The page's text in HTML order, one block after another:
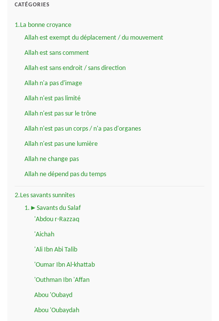
CATÉGORIES
1.La bonne croyance
Allah est exempt du déplacement / du mouvement
Allah est sans comment
Allah est sans endroit / sans direction
Allah n'a pas d'image
Allah n'est pas limité
Allah n'est pas sur le trône
Allah n'est pas un corps / n'a pas d'organes
Allah n'est pas une lumière
Allah ne change pas
Allah ne dépend pas du temps
2.Les savants sunnites
1.►Savants du Salaf
'Abdou r-Razzaq
'Aichah
'Ali Ibn Abi Talib
'Oumar Ibn Al-khattab
'Outhman Ibn 'Affan
Abou 'Oubayd
Abou 'Oubaydah